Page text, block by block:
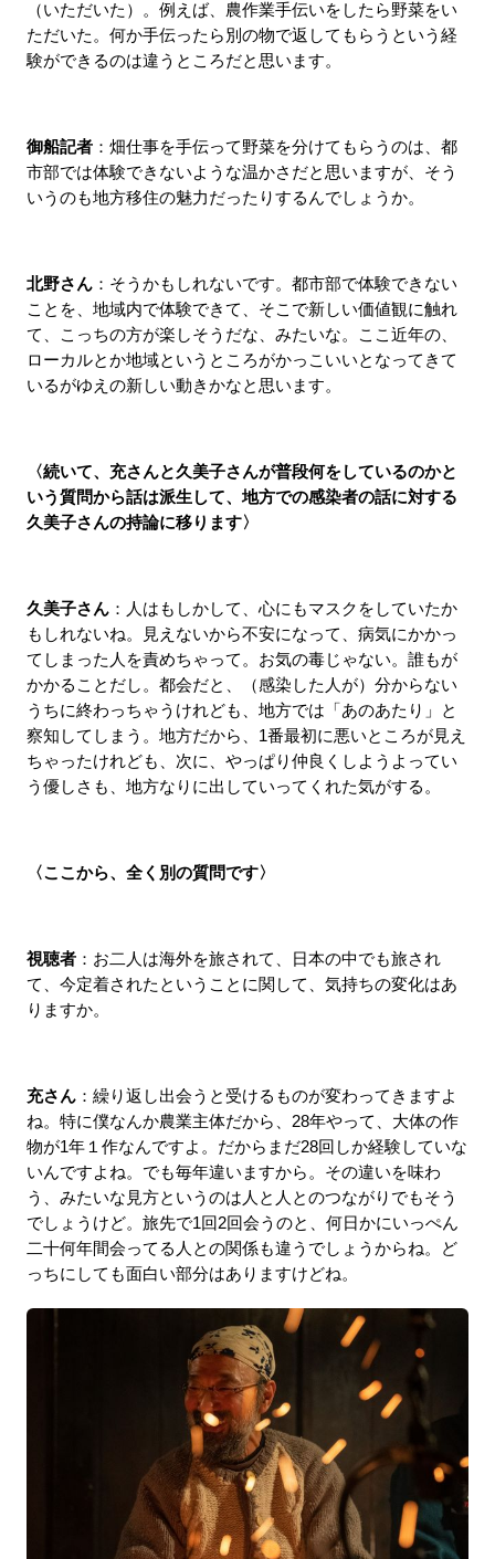
（いただいた）。例えば、農作業手伝いをしたら野菜をい
ただいた。何か手伝ったら別の物で返してもらうという経
験ができるのは違うところだと思います。
御船記者：畑仕事を手伝って野菜を分けてもらうのは、都
市部では体験できないような温かさだと思いますが、そう
いうのも地方移住の魅力だったりするんでしょうか。
北野さん：そうかもしれないです。都市部で体験できない
ことを、地域内で体験できて、そこで新しい価値観に触れ
て、こっちの方が楽しそうだな、みたいな。ここ近年の、
ローカルとか地域というところがかっこいいとなってきて
いるがゆえの新しい動きかなと思います。
〈続いて、充さんと久美子さんが普段何をしているのかと
いう質問から話は派生して、地方での感染者の話に対する
久美子さんの持論に移ります〉
久美子さん：人はもしかして、心にもマスクをしていたか
もしれないね。見えないから不安になって、病気にかかっ
てしまった人を責めちゃって。お気の毒じゃない。誰もが
かかることだし。都会だと、（感染した人が）分からない
うちに終わっちゃうけれども、地方では「あのあたり」と
察知してしまう。地方だから、1番最初に悪いところが見え
ちゃったけれども、次に、やっぱり仲良くしようよってい
う優しさも、地方なりに出していってくれた気がする。
〈ここから、全く別の質問です〉
視聴者：お二人は海外を旅されて、日本の中でも旅され
て、今定着されたということに関して、気持ちの変化はあ
りますか。
充さん：繰り返し出会うと受けるものが変わってきますよ
ね。特に僕なんか農業主体だから、28年やって、大体の作
物が1年１作なんですよ。だからまだ28回しか経験していな
いんですよね。でも毎年違いますから。その違いを味わ
う、みたいな見方というのは人と人とのつながりでもそう
でしょうけど。旅先で1回2回会うのと、何日かにいっぺん
二十何年間会ってる人との関係も違うでしょうからね。ど
っちにしても面白い部分はありますけどね。